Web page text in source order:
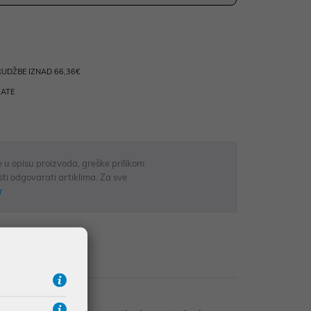
IZNAD 66,36€
opisu proizvoda, greške prilikom
odgovarati artiklima. Za sve